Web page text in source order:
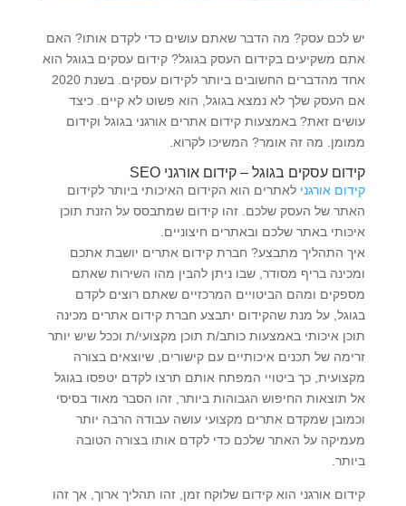
יש לכם עסק? מה הדבר שאתם עושים כדי לקדם אותו? האם
אתם משקיעים בקידום העסק בגוגל? קידום עסקים בגוגל הוא
אחד מהדברים החשובים ביותר לקידום עסקים. בשנת 2020
אם העסק שלך לא נמצא בגוגל, הוא פשוט לא קיים. כיצד
עושים זאת? באמצעות קידום אתרים אורגני בגוגל וקידום
ממומן. מה זה אומר? המשיכו לקרוא.
קידום עסקים בגוגל – קידום אורגני SEO
קידום אורגני לאתרים הוא הקידום האיכותי ביותר לקידום
האתר של העסק שלכם. זהו קידום שמתבסס על הזנת תוכן
איכותי באתר שלכם ובאתרים חיצוניים.
איך התהליך מתבצע? חברת קידום אתרים יושבת אתכם
ומכינה בריף מסודר, שבו ניתן להבין מהו השירות שאתם
מספקים ומהם הביטויים המרכזיים שאתם רוצים לקדם
בגוגל, על מנת שהקידום יתבצע חברת קידום אתרים מכינה
תוכן איכותי באמצעות כותב/ת תוכן מקצועי/ת וככל שיש יותר
זרימה של תכנים איכותיים עם קישורים, שיוצאים בצורה
מקצועית, כך ביטויי המפתח אותם תרצו לקדם יטפסו בגוגל
אל תוצאות החיפוש הגבוהות ביותר, זהו הסבר מאוד בסיסי
וכמובן שמקדם אתרים מקצועי עושה עבודה הרבה יותר
מעמיקה על האתר שלכם כדי לקדם אותו בצורה הטובה
ביותר.
קידום אורגני הוא קידום שלוקח זמן, זהו תהליך ארוך, אך זהו